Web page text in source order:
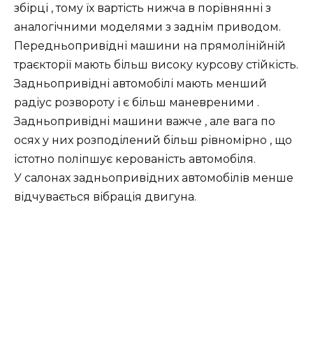
збірці , тому їх вартість нижча в порівнянні з
аналогічними моделями з заднім приводом.
Передньопривідні машини на прямолінійній
траєкторії мають більш високу курсову стійкість.
Задньопривідні автомобілі мають менший
радіус розвороту і є більш маневреними .
Задньопривідні машини важче , але вага по
осях у них розподілений більш рівномірно , що
істотно поліпшує керованість автомобіля.
У салонах задньопривідних автомобілів менше
відчувається вібрація двигуна.